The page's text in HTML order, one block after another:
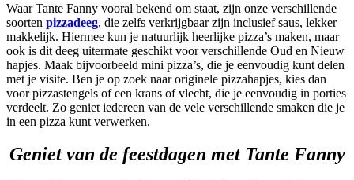
Waar Tante Fanny vooral bekend om staat, zijn onze verschillende
soorten pizzadeeg, die zelfs verkrijgbaar zijn inclusief saus, lekker
makkelijk. Hiermee kun je natuurlijk heerlijke pizza’s maken, maar
ook is dit deeg uitermate geschikt voor verschillende Oud en Nieuw
hapjes. Maak bijvoorbeeld mini pizza’s, die je eenvoudig kunt delen
met je visite. Ben je op zoek naar originele pizzahapjes, kies dan
voor pizzastengels of een krans of vlecht, die je eenvoudig in porties
verdeelt. Zo geniet iedereen van de vele verschillende smaken die je
in een pizza kunt verwerken.
Geniet van de feestdagen met Tante Fanny